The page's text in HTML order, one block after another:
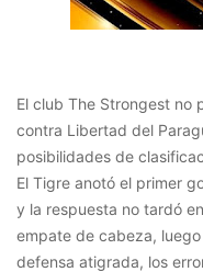
El club The Strongest no
contra Libertad del
posibilidades de
El Tigre anotó el primer
y la respuesta no tardó
empate de cabeza,
defensa atigrada, los